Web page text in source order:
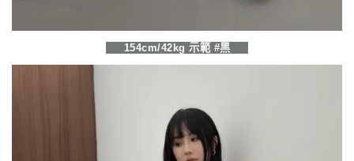
154cm/42kg 示範 #黑